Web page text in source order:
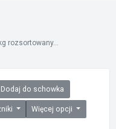
rozsortowany...
Dodaj do schowka
Więcej opcji